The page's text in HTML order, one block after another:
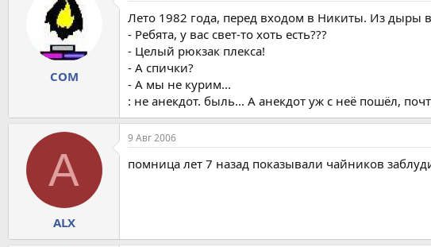
COM
Лето 1982 года, перед входом в Никиты. Из дыры
- Ребята, у вас свет-то хоть есть???
- Целый рюкзак плекса!
- А спички?
- А мы не курим...
: не анекдот. быль... А анекдот уж с неё пошёл,
A
ALX
9 Авг 2006
помница лет 7 назад показывали чайников